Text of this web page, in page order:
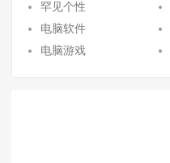
罕见个性
电脑软件
电脑游戏